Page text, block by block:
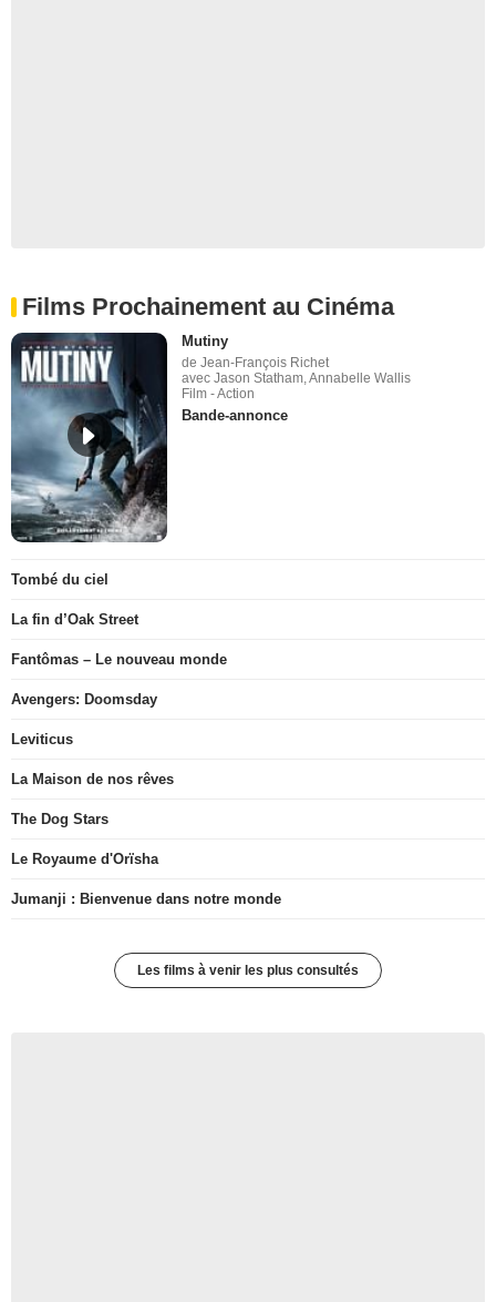
Films Prochainement au Cinéma
Mutiny
de Jean-François Richet
avec Jason Statham, Annabelle Wallis
Film - Action
Bande-annonce
Tombé du ciel
La fin d’Oak Street
Fantômas – Le nouveau monde
Avengers: Doomsday
Leviticus
La Maison de nos rêves
The Dog Stars
Le Royaume d'Orïsha
Jumanji : Bienvenue dans notre monde
Les films à venir les plus consultés